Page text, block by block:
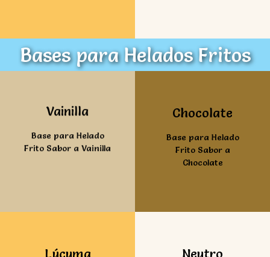
Bases para Helados Fritos
Vainilla
Base para Helado
Frito Sabor a Vainilla
Ver mas Chocolate
Base para Helado
Frito Sabor a
Chocolate
Lúcuma Neutro